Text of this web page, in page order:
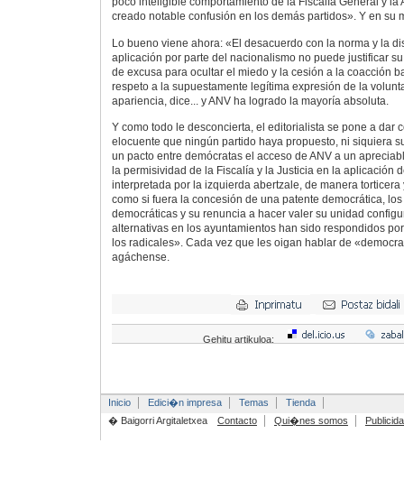
creado notable confusión en los demás partidos». Y en su
Lo bueno viene ahora: «El desacuerdo con la norma y la
aplicación por parte del nacionalismo no puede justificar
de excusa para ocultar el miedo y la cesión a la coacción
respeto a la supuestamente legítima expresión de la
apariencia, dice... y ANV ha logrado la mayoría absoluta.
Y como todo le desconcierta, el editorialista se pone a dar
elocuente que ningún partido haya propuesto, ni siquiera
un pacto entre demócratas el acceso de ANV a un
la permisividad de la Fiscalía y la Justicia en la aplicación
interpretada por la izquierda abertzale, de manera
como si fuera la concesión de una patente democrática,
democráticas y su renuncia a hacer valer su unidad
alternativas en los ayuntamientos han sido respondidos
los radicales». Cada vez que les oigan hablar de
agáchense.
Gehitu artikuloa:
Inicio Edici�n impresa Temas
Tienda
� Baigorri Argitaletxea
Contacto Qui�nes somos